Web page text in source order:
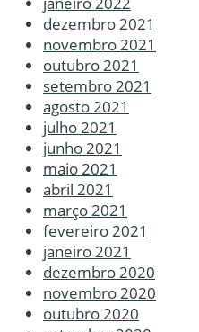
dezembro 2021
novembro 2021
outubro 2021
setembro 2021
agosto 2021
julho 2021
junho 2021
maio 2021
abril 2021
março 2021
fevereiro 2021
janeiro 2021
dezembro 2020
novembro 2020
outubro 2020